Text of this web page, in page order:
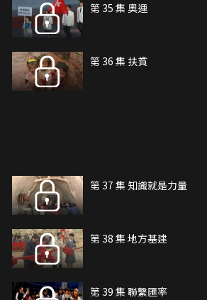
第 35 集 奧運
第 36 集 扶貧
第 37 集 知識就是力量
第 38 集 地方基建
第 39 集 聯繫匯率